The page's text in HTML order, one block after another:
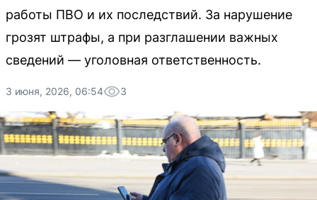
работы ПВО и их последствий. За нарушение
грозят штрафы, а при разглашении важных
сведений — уголовная ответственность.
3 июня, 2026, 06:54 3